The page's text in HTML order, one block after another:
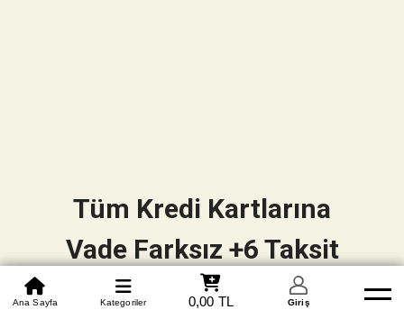
0850 305 09 70
Beden Tablosu Banka Hesapları Whatsapp Yardım
Ana Sayfa Kategoriler 0,00 TL Giriş
Tüm Kredi Kartlarına
Vade Farksız +6 Taksit